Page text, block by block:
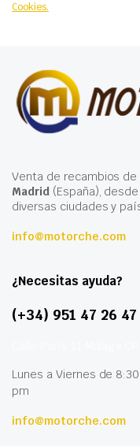
Cookies.
Venta de recambios
Madrid(España),
diversas ciudades y
info@motorche.com
¿Necesitas ayuda?
(+34) 951 47 26 47
Lunes a Viernes de
pm
info@motorche.com